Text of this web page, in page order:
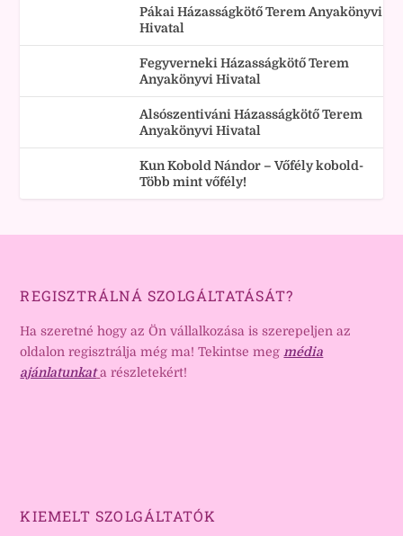
Pákai Házasságkötő Terem Anyakönyvi
Hivatal
Fegyverneki Házasságkötő Terem
Anyakönyvi Hivatal
Alsószentiváni Házasságkötő Terem
Anyakönyvi Hivatal
Kun Kobold Nándor – Vőfély kobold-
Több mint vőfély!
REGISZTRÁLNÁ SZOLGÁLTATÁSÁT?
Ha szeretné hogy az Ön vállalkozása is szerepeljen az
oldalon regisztrálja még ma! Tekintse meg média
ajánlatunkat a részletekért!
KIEMELT SZOLGÁLTATÓK